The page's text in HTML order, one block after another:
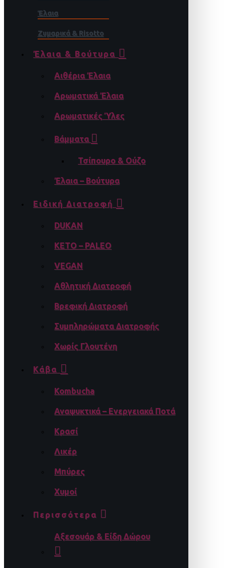
Έλαια
Ζυμαρικά & Risotto
Έλαια & Βούτυρα
Αιθέρια Έλαια
Αρωματικά Έλαια
Αρωματικές Ύλες
Βάμματα
Τσίπουρο & Ούζο
Έλαια – Βούτυρα
Ειδική Διατροφή
DUKAN
KETO – PALEO
VEGAN
Αθλητική Διατροφή
Βρεφική Διατροφή
Συμπληρώματα Διατροφής
Χωρίς Γλουτένη
Κάβα
Kombucha
Αναψυκτικά – Ενεργειακά Ποτά
Κρασί
Λικέρ
Μπύρες
Χυμοί
Περισσότερα
Αξεσουάρ & Είδη Δώρου